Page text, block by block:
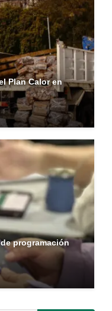
Plan Calor en
programación